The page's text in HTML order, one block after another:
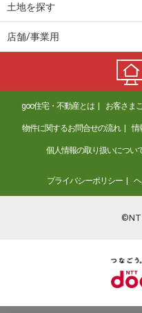
土地を探す
店舗/事業用
goo住宅・不動産とは お客さま
物件に関するお問合せの流れ 情
個人情報の取り扱いについ
プライバシーポリシー